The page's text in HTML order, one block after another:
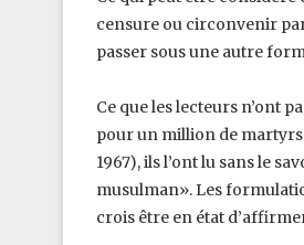
censure ou circonvenir
passer sous une autre
Ce que les lecteurs n’ont
pour un million de
1967), ils l’ont lu sans le
musulman». Les
crois être en état